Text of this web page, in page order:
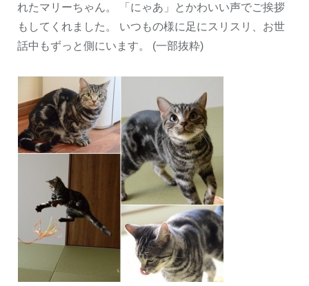
れたマリーちゃん。 「にゃあ」とかわいい声でご挨拶
もしてくれました。 いつもの様に足にスリスリ、お世
話中もずっと側にいます。 (一部抜粋)